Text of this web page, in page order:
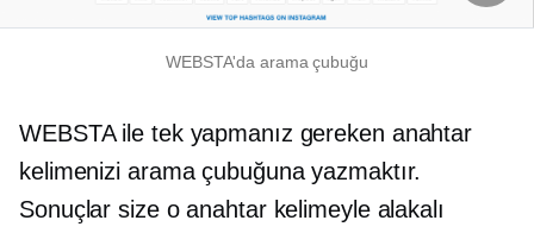
WEBSTA'da arama çubuğu
WEBSTA ile tek yapmanız gereken anahtar
kelimenizi arama çubuğuna yazmaktır.
Sonuçlar size o anahtar kelimeyle alakalı